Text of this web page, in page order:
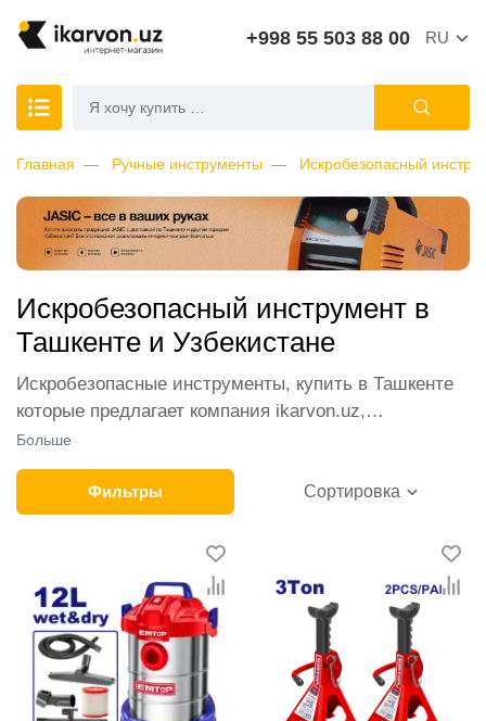
+998 55 503 88 00 RU
Главная Ручные инструменты Искробезопасный
Искробезопасный инструмент в
Ташкенте и Узбекистане
Искробезопасные инструменты, купить в Ташкенте
которые предлагает компания ikarvon.uz,
пользуются широким спросом среди наших
клиентов. Мы обеспечиваем лучшие условия
продажи этой категории товара. Искробезопасные
инструменты в интернет-магазине представлены
ведущими производителями и брендами, список
которых постоянно расширяется. Мы доставляем
товар в любом количестве по всей территории
страны. Все это дополняет лучшая по Узбекистану
стоимость, Искробезопасные инструменты от
ikarvon.uz — это самый широкий диапазон цен.
Причем здесь представлена оптимальная цена для
Больше
Фильтры Сортировка